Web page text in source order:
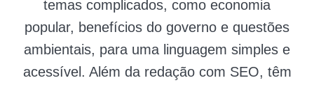
temas complicados, como economia
popular, benefícios do governo e questões
ambientais, para uma linguagem simples e
acessível. Além da redação com SEO, têm